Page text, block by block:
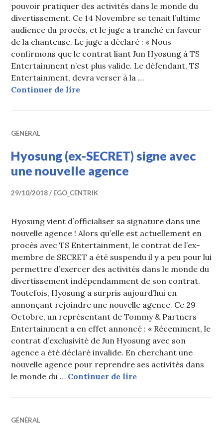
pouvoir pratiquer des activités dans le monde du
divertissement. Ce 14 Novembre se tenait l’ultime
audience du procès, et le juge a tranché en faveur
de la chanteuse. Le juge a déclaré : « Nous
confirmons que le contrat liant Jun Hyosung à TS
Entertainment n’est plus valide. Le défendant, TS
Entertainment, devra verser à la …
Continuer de lireHyosung (ex-SECRET) remporte
GÉNÉRAL
Hyosung (ex-SECRET) signe avec
une nouvelle agence
29/10/2018 EGO_CENTRIK
Hyosung vient d’officialiser sa signature dans une
nouvelle agence ! Alors qu’elle est actuellement en
procès avec TS Entertainment, le contrat de l’ex-
membre de SECRET a été suspendu il y a peu pour lui
permettre d’exercer des activités dans le monde du
divertissement indépendamment de son contrat.
Toutefois, Hyosung a surpris aujourd’hui en
annonçant rejoindre une nouvelle agence. Ce 29
Octobre, un représentant de Tommy & Partners
Entertainment a en effet annoncé : « Récemment, le
contrat d’exclusivité de Jun Hyosung avec son
agence a été déclaré invalide. En cherchant une
nouvelle agence pour reprendre ses activités dans
le monde du … Continuer de lireHyosung (ex-
GÉNÉRAL